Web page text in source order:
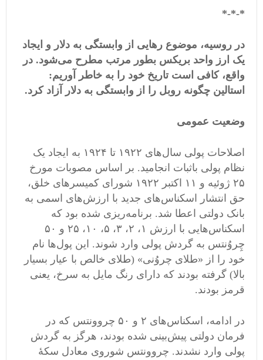
*-*-*
در روسیه، موضوع رهایی از وابستگی به دلار و ایجاد
یک ارز واحد بریکس بطور مرتب مطرح می‌شود. در
واقع، کافی است تاریخ خود را به خاطر آوریم:
استالین چگونه روبل را از وابستگی به دلار آزاد کرد.
وضعیت عمومی
اصلاحات پولی سال‌های ۱۹۲۲ تا ۱۹۲۴ به ایجاد یک
نظام پولی باثبات انجامید. بر اساس مصوبات مورخ
۲۵ ژوئیه و ۱۱ اکتبر ۱۹۲۲ شورای کمیسرهای خلق،
حق انتشار اسکناس‌های جدید با ارزش‌های اسمی به
بانک دولتی اعطا شد. برنامه‌ریزی شده بود که
اسکناس‌هایی با ارزش ۱، ۲، ۳، ۵، ۱۰، ۲۵ و ۵۰
چِروُنتس به گردش پولی وارد شوند. این پول‌ها نام
خود را از «طلای چروُنی» (طلای خالص با عیار بسیار
بالا) گرفته بودند که دارای رنگ مایل به سرخ، یعنی
قرمز بودند.
در ادامه، اسکناس‌های ۲ و ۵۰ چروونتس که در
فرمان دولتی پیش‌بینی شده بودند، هرگز به گردش
پولی وارد نشدند. چروونتس شوروی معادل سکۀ